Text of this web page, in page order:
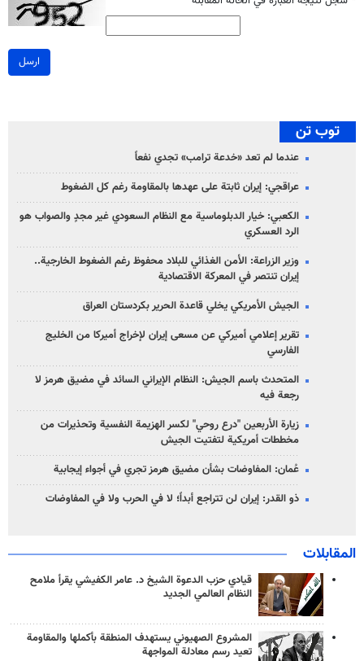
ارسل
توب تن
عندما لم تعد «خدعة ترامب» تجدي نفعاً
عراقجي: إيران ثابتة على عهدها بالمقاومة رغم كل الضغوط
الكعبي: خيار الدبلوماسية مع النظام السعودي غير مجدٍ والصواب هو
الرد العسكري
وزير الزراعة: الأمن الغذائي للبلاد محفوظ رغم الضغوط الخارجية..
إيران تنتصر في المعركة الاقتصادية
الجيش الأمريكي يخلي قاعدة الحرير بكردستان العراق
تقرير إعلامي أميركي عن مسعى إيران لإخراج أميركا من الخليج
الفارسي
المتحدث باسم الجيش: النظام الإيراني السائد في مضيق هرمز لا
رجعة فيه
زيارة الأربعين "درع روحي" لكسر الهزيمة النفسية وتحذيرات من
مخططات أمريكية لتفتيت الجيش
عُمان: المفاوضات بشأن مضيق هرمز تجري في أجواء إيجابية
ذو القدر: إيران لن تتراجع أبداً؛ لا في الحرب ولا في المفاوضات
المقابلات
قيادي حزب الدعوة الشيخ د. عامر الكفيشي يقرأ ملامح
النظام العالمي الجديد
المشروع الصهيوني يستهدف المنطقة بأكملها والمقاومة
تعيد رسم معادلة المواجهة